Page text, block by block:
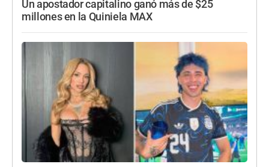
Un apostador capitalino ganó más de $25
millones en la Quiniela MAX